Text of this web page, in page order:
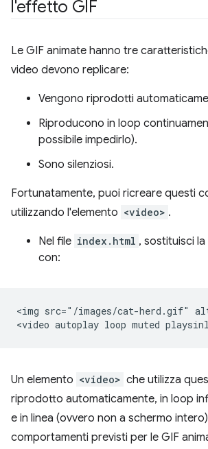
l'effetto GIF
Le GIF animate hanno tre
video devono replicare:
Vengono riprodotti
Riproducono in loop
possibile impedirlo).
Sono silenziosi.
Fortunatamente, puoi ricreare questi
utilizzando l'elemento <video> .
Nel file index.html , sostituisci
con:
<img src="/images/cat-herd.gif"
Un elemento <video> che utilizza
riprodotto automaticamente, in loop
e in linea (ovvero non a schermo
comportamenti previsti per le GIF